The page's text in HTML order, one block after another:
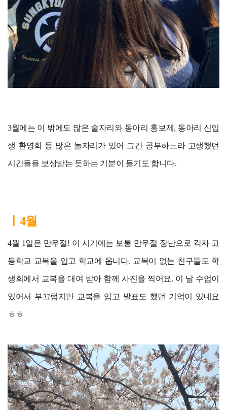
3월에는 이 밖에도 많은 술자리와 동아리 홍보제, 동아리 신입
생 환영회 등 많은 놀자리가 있어 그간 공부하느라 고생했던
시간들을 보상받는 듯하는 기분이 들기도 합니다.
ㅣ4월
4월 1일은 만우절! 이 시기에는 보통 만우절 장난으로 각자 고
등학교 교복을 입고 학교에 옵니다. 교복이 없는 친구들도 학
생회에서 교복을 대여 받아 함께 사진을 찍어요. 이 날 수업이
있어서 부끄럽지만 교복을 입고 발표도 했던 기억이 있네요
ㅎㅎ